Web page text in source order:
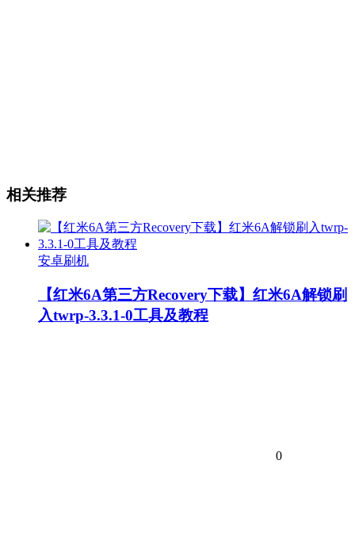
相关推荐
安卓刷机
【红米6A第三方Recovery下载】红米6A解锁刷
入twrp-3.3.1-0工具及教程
0